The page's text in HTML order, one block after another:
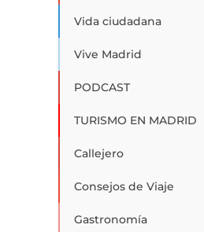
Vida ciudadana
Vive Madrid
PODCAST
TURISMO EN MADRID
Callejero
Consejos de Viaje
Gastronomía